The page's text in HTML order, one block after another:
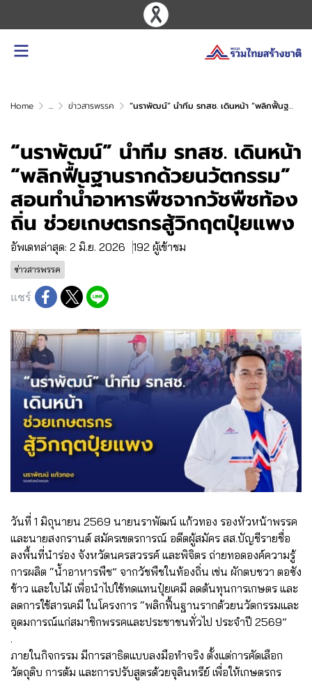
Home ... ข่าวสารพรรค “นราพัฒน์” นำทีม รทสช. เดินหน้า “พลิกฟื้นฐานรากด้วยนวัตกรรม” สอนทำน้ำอาหารพืชจากวัชพืชท้องถิ่น ช่วยเกษตรกรสู้วิกฤตปุ๋ยแพง
“นราพัฒน์” นำทีม รทสช. เดินหน้า
“พลิกฟื้นฐานรากด้วยนวัตกรรม”
สอนทำน้ำอาหารพืชจากวัชพืชท้อง
ถิ่น ช่วยเกษตรกรสู้วิกฤตปุ๋ยแพง
อัพเดทล่าสุด: 2 มิ.ย. 2026 192 ผู้เข้าชม
ข่าวสารพรรค
แชร์
วันที่ 1 มิถุนายน 2569 นายนราพัฒน์ แก้วทอง รองหัวหน้าพรรค
และนายสงกรานต์ สมัครเขตรการณ์ อดีตผู้สมัคร สส.บัญชีรายชื่อ
ลงพื้นที่นำร่อง จังหวัดนครสวรรค์ และพิจิตร ถ่ายทอดองค์ความรู้
การผลิต “น้ำอาหารพืช” จากวัชพืชในท้องถิ่น เช่น ผักตบชวา ตอซัง
ข้าว และใบไม้ เพื่อนำไปใช้ทดแทนปุ๋ยเคมี ลดต้นทุนการเกษตร และ
ลดการใช้สารเคมี ในโครงการ “พลิกฟื้นฐานรากด้วยนวัตกรรมและ
อุดมการณ์แก่สมาชิกพรรคและประชาชนทั่วไป ประจำปี 2569”
.
ภายในกิจกรรม มีการสาธิตแบบลงมือทำจริง ตั้งแต่การคัดเลือก
วัตถุดิบ การต้ม และการปรับสูตรด้วยจุลินทรีย์ เพื่อให้เกษตรกร